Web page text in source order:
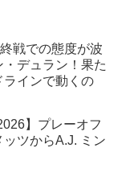
終戦での態度が波
デュラン！果た
ラインで動くの
】プレーオフ
ツからA.J. ミン